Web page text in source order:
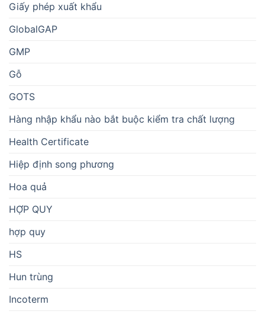
Giấy phép xuất khẩu
GlobalGAP
GMP
Gỗ
GOTS
Hàng nhập khẩu nào bắt buộc kiểm tra chất lượng
Health Certificate
Hiệp định song phương
Hoa quả
HỢP QUY
hợp quy
HS
Hun trùng
Incoterm